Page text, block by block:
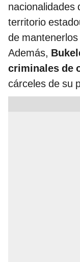
nacionalidades
territorio
de
Además,
criminales de
cárceles de su